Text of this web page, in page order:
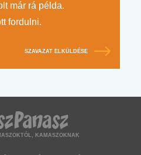
már rá példa.
fordulni.
SZAVAZAT ELKÜLDÉSE
KAMASZOKNAK